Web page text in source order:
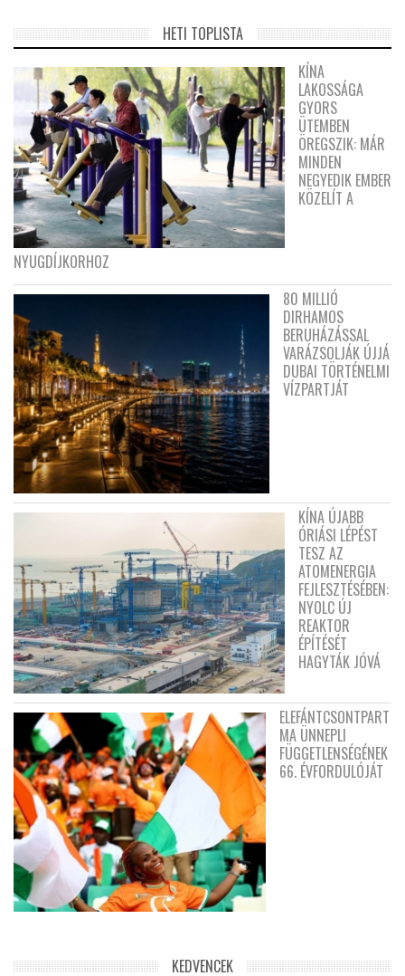
HETI TOPLISTA
KÍNA
LAKOSSÁGA
GYORS
ÜTEMBEN
ÖREGSZIK: MÁR
MINDEN
NEGYEDIK EMBER
KÖZELÍT A
NYUGDÍJKORHOZ
80 MILLIÓ
DIRHAMOS
BERUHÁZÁSSAL
VARÁZSOLJÁK ÚJJÁ
DUBAI TÖRTÉNELMI
VÍZPARTJÁT
KÍNA ÚJABB
ÓRIÁSI LÉPÉST
TESZ AZ
ATOMENERGIA
FEJLESZTÉSÉBEN:
NYOLC ÚJ
REAKTOR
ÉPÍTÉSÉT
HAGYTÁK JÓVÁ
ELEFÁNTCSONTPART
MA ÜNNEPLI
FÜGGETLENSÉGÉNEK
66. ÉVFORDULÓJÁT
KEDVENCEK